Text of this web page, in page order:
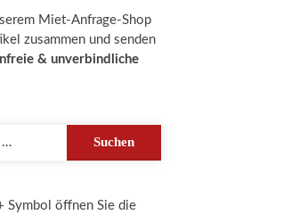
Miet-Anfrage-Shop
zusammen und senden
& unverbindliche
Suchen
Symbol öffnen Sie die